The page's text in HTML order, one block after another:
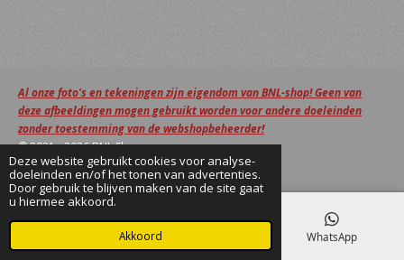
Deze website gebruikt cookies voor analyse-
doeleinden en/of het tonen van advertenties.
Door gebruik te blijven maken van de site gaat
u hiermee akkoord.
Akkoord
Al onze foto's en tekeningen zijn eigendom van BNL-shop! Geen van
deze afbeeldingen mogen gebruikt worden voor andere doeleinden
zonder toestemming van de webshopbeheerder!
© 2021 - 2026 BNL Shop
Powered byJouwWeb
WhatsApp